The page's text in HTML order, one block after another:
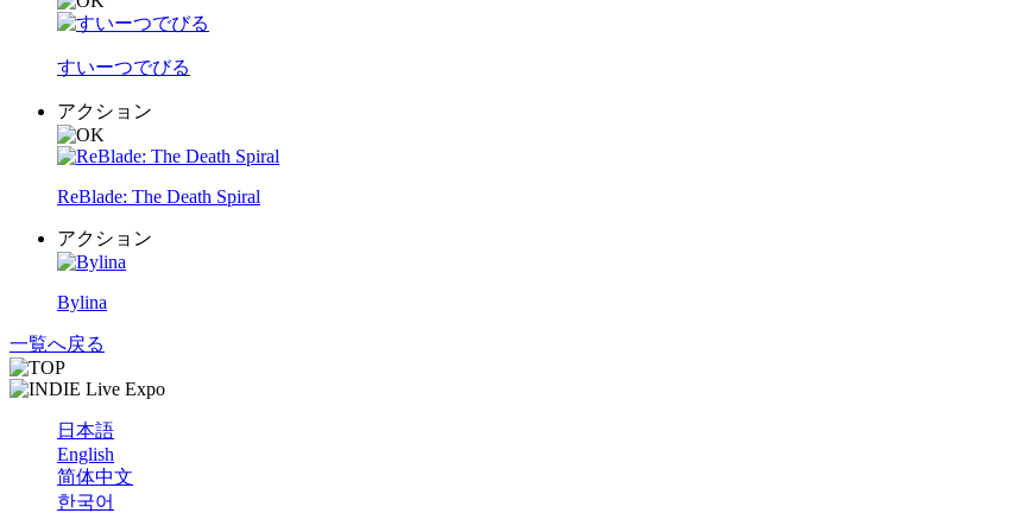
すいーつでびる
アクション
ReBlade: The Death Spiral
アクション
Bylina
一覧へ戻る
日本語
English
简体中文
한국어